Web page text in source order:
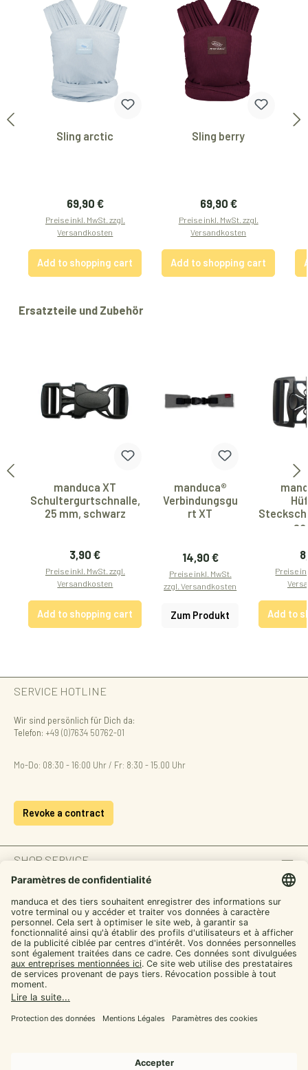
Sling arctic
Regular price:
69,90 €
Preise inkl. MwSt. zzgl.
Versandkosten
Add to shopping cart
Sling berry
Regular price:
69,90 €
Preise inkl. MwSt. zzgl.
Versandkosten
Add to shopping cart
Skip product gallery
Ersatzteile und Zubehör
manduca XT
Schultergurtschnalle,
25 mm, schwarz
Regular price:
3,90 €
Preise inkl. MwSt. zzgl.
Versandkosten
Add to shopping cart
manduca®
Verbindungsgu
rt XT
Regular price:
14,90 €
Preise inkl. MwSt.
zzgl. Versandkosten
Zum Produkt
Preise
Add to
SERVICE HOTLINE
Wir sind persönlich für Dich da:
Telefon: +49 (0)7634 50762-01
Mo-Do: 08:30 - 16:00 Uhr / Fr: 8:30 - 15.00 Uhr
Revoke a contract
SHOP SERVICE
INFORMATION
ZAHLUNGSARTEN
SICHER EINKAUFEN
UNSERE COMMUNITIES